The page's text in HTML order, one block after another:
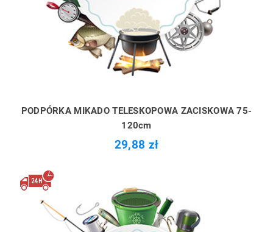
PODPÓRKA MIKADO TELESKOPOWA ZACISKOWA 75-
120cm
29,88 zł